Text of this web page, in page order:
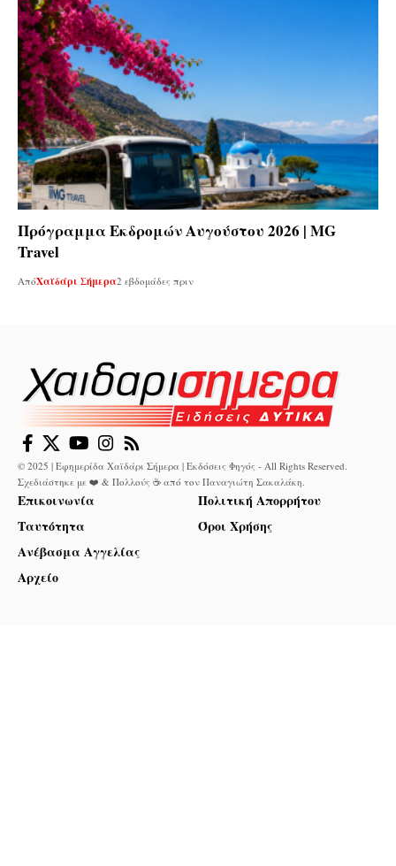
Πρόγραμμα Εκδρομών Αυγούστου 2026 | MG
Travel
ΑπόΧαϊδάρι Σήμερα2 εβδομάδες πριν
© 2025 | Εφημερίδα Χαϊδάρι Σήμερα | Εκδόσεις Φηγός - All Rights Reserved.
Σχεδιάστηκε με ❤️ & Πολλούς ☕ από τον Παναγιώτη Σακαλάκη
Επικοινωνία
Ταυτότητα
Ανέβασμα Αγγελίας
Αρχείο
Πολιτική Απορρήτου
Όροι Χρήσης